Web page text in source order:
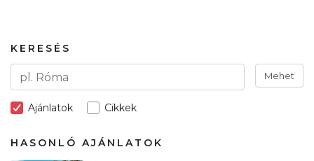
KERESÉS
Mehet
Ajánlatok Cikkek
HASONLÓ AJÁNLATOK